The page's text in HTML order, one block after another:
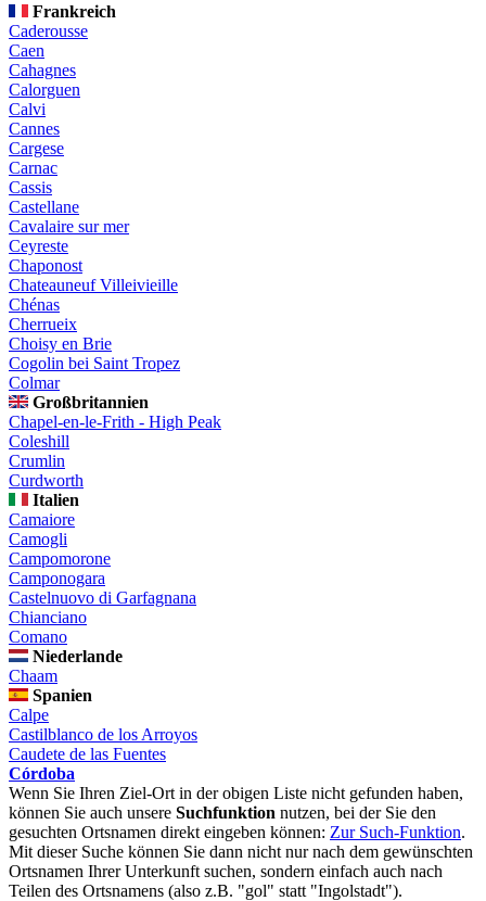
Frankreich
Caderousse
Caen
Cahagnes
Calorguen
Calvi
Cannes
Cargese
Carnac
Cassis
Castellane
Cavalaire sur mer
Ceyreste
Chaponost
Chateauneuf Villeivieille
Chénas
Cherrueix
Choisy en Brie
Cogolin bei Saint Tropez
Colmar
Großbritannien
Chapel-en-le-Frith - High Peak
Coleshill
Crumlin
Curdworth
Italien
Camaiore
Camogli
Campomorone
Camponogara
Castelnuovo di Garfagnana
Chianciano
Comano
Niederlande
Chaam
Spanien
Calpe
Castilblanco de los Arroyos
Caudete de las Fuentes
Córdoba
Wenn Sie Ihren Ziel-Ort in der obigen Liste nicht gefunden haben,
können Sie auch unsere Suchfunktion nutzen, bei der Sie den
gesuchten Ortsnamen direkt eingeben können: Zur Such-Funktion.
Mit dieser Suche können Sie dann nicht nur nach dem gewünschten
Ortsnamen Ihrer Unterkunft suchen, sondern einfach auch nach
Teilen des Ortsnamens (also z.B. "gol" statt "Ingolstadt").